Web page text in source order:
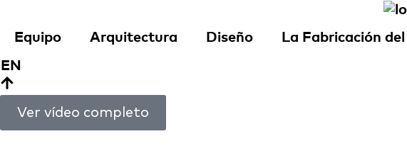
Equipo Arquitectura Diseño La Fabricación
EN
Ver vídeo completo